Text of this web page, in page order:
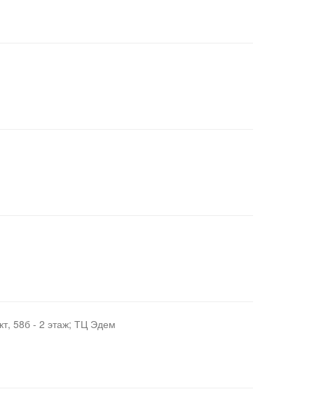
58б - 2 этаж; ТЦ Эдем